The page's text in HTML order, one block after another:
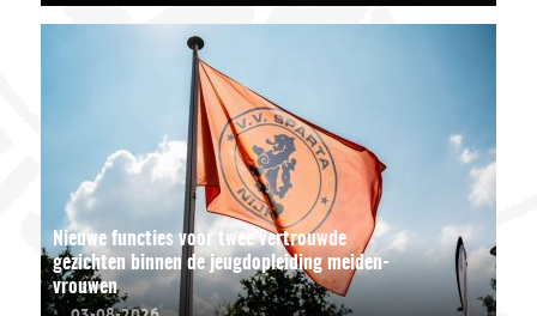
Nieuwe functies voor twee vertrouwde
gezichten binnen de jeugdopleiding meiden-
vrouwen